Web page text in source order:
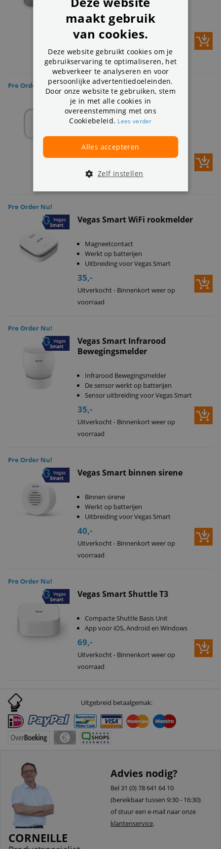
Uitbreiding voor Vegas Smart
39,-
Uitverkocht - Binnenkort weer op
voorraad
Pre Order Nu!
Vegas Smart ZB Gas sensor
Geschikt voor huis- en kantoor
Uitbreiding voor Vegas Smart
39,-
Uitverkocht - Binnenkort weer op
voorraad
Pre Order Nu!
Vegas Smart WiFi rookmelder
Magneetcontact
Werkt op batterijen
Uitbreiding voor Vegas Smart
35,-
Uitverkocht - Binnenkort weer op
voorraad
Pre Order Nu!
Vegas Smart Infrarood
Bewegingsmelder
Infrarood Bewegingsmelder
De sensor werkt op batterijen
Sensor uitbreiding voor Vegas Smart
35,-
Uitverkocht - Binnenkort weer op
voorraad
Pre Order Nu!
Vegas Smart binnen sirene
Binnen sirene
Werkt op batterijen
Uitbreiding voor Vegas Smart
40,-
Uitverkocht - Binnenkort weer op
voorraad
Pre Order Nu!
Vegas Smart Shuttle T3
Compacte Shuttle Basis Unit
App voor iOS, Android en Windows
69,-
Uitverkocht - Binnenkort weer op
voorraad
Uitgebreid betaalgemak:
CORNEILLE
Advies nodig?
Bel 31 (0) 78 641 64 10
(bereikbaar tussen 9:30 - 16:30)
of stuur een e-mail naar onze
klantenservice.
maakt gebruik
van cookies.
Deze website gebruikt cookies om je
gebruikservaring te optimaliseren, het
webverkeer te analyseren en voor
persoonlijke advertentiedoeleinden.
Door onze website te gebruiken, stem
je in met alle cookies in
overeenstemming met ons
Cookiebeleid. Lees verder
Alles accepteren
Zelf instellen